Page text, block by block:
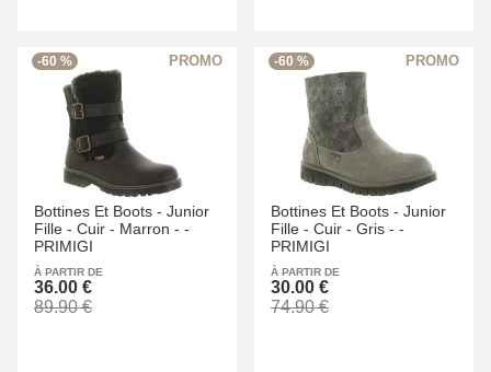
-60 %
Bottines Et Boots - Junior
Fille - Cuir - Marron - -
PRIMIGI
À PARTIR DE
36.00 €
89.90 €
-60 %
Bottines Et Boots - Junior
Fille - Cuir - Gris - -
PRIMIGI
À PARTIR DE
30.00 €
74.90 €